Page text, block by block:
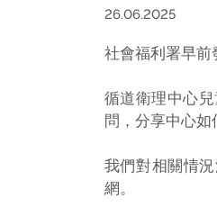
26.06.2025
社會福利署早
循道衛理中心
問，分享中心如
我們對相關情
網。